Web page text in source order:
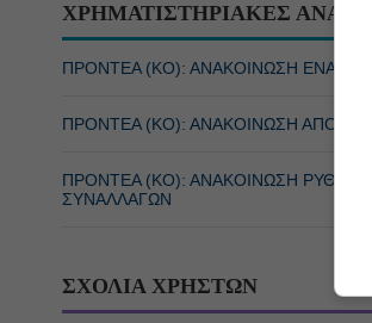
ΧΡΗΜΑΤΙΣΤΗΡΙΑΚΕΣ
ΠΡΟΝΤΕΑ (ΚΟ): ΑΝΑΚΟΙΝΩΣΗ
ΠΡΟΝΤΕΑ (ΚΟ): ΑΝΑΚΟΙΝΩΣΗ
ΠΡΟΝΤΕΑ (ΚΟ): ΑΝΑΚΟΙΝΩΣΗ
ΣΥΝΑΛΛΑΓΩΝ
ΣΧΟΛΙΑ ΧΡΗΣΤΩΝ